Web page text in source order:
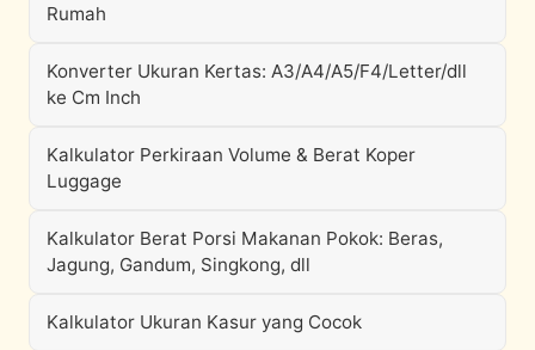
Rumah
Konverter Ukuran Kertas: A3/A4/A5/F4/Letter/dll
ke Cm Inch
Kalkulator Perkiraan Volume & Berat Koper
Luggage
Kalkulator Berat Porsi Makanan Pokok: Beras,
Jagung, Gandum, Singkong, dll
Kalkulator Ukuran Kasur yang Cocok